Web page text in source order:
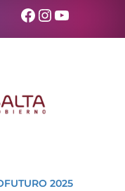
Facebook
Instagram
YouTube
2025